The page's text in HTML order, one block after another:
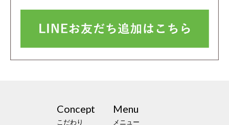
Concept
こだわり
Menu
メニュー